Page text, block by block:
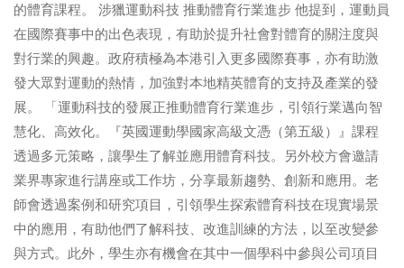
的體育課程。 涉獵運動科技 推動體育行業進步 他提到，運動員
在國際賽事中的出色表現，有助於提升社會對體育的關注度與
對行業的興趣。政府積極為本港引入更多國際賽事，亦有助激
發大眾對運動的熱情，加強對本地精英體育的支持及產業的發
展。 「運動科技的發展正推動體育行業進步，引領行業邁向智
慧化、高效化。『英國運動學國家高級文憑（第五級）』課程
透過多元策略，讓學生了解並應用體育科技。另外校方會邀請
業界專家進行講座或工作坊，分享最新趨勢、創新和應用。老
師會透過案例和研究項目，引領學生探索體育科技在現實場景
中的應用，有助他們了解科技、改進訓練的方法，以至改變參
與方式。此外，學生亦有機會在其中一個學科中參與公司項目